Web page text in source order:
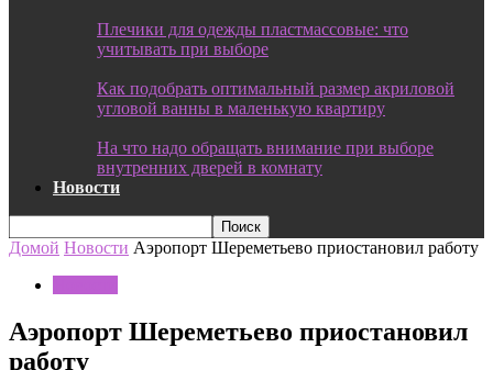
Плечики для одежды пластмассовые: что
учитывать при выборе
Как подобрать оптимальный размер акриловой
угловой ванны в маленькую квартиру
На что надо обращать внимание при выборе
внутренних дверей в комнату
Новости
Домой Новости Аэропорт Шереметьево приостановил работу
Аэропорт Шереметьево приостановил
работу